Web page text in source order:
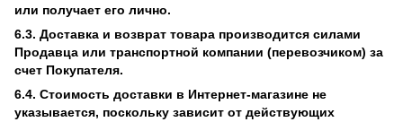
или получает его лично.
6.3. Доставка и возврат товара производится силами
Продавца или транспортной компании (перевозчиком) за
счет Покупателя.
6.4. Стоимость доставки в Интернет-магазине не
указывается, поскольку зависит от действующих